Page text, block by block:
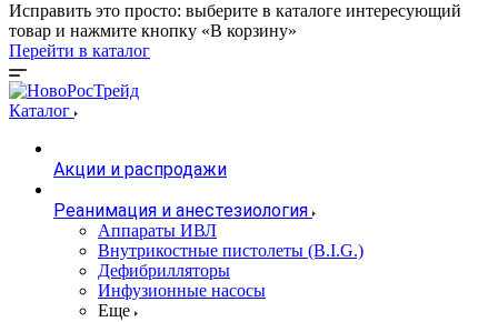
Исправить это просто: выберите в каталоге интересующий
товар и нажмите кнопку «В корзину»
Перейти в каталог
Каталог
Акции и распродажи
Реанимация и анестезиология
Аппараты ИВЛ
Внутрикостные пистолеты (B.I.G.)
Дефибрилляторы
Инфузионные насосы
Еще